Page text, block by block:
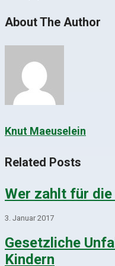
About The Author
Knut Maeuselein
Related Posts
Wer zahlt für
3. Januar 2017
Gesetzliche
Kindern